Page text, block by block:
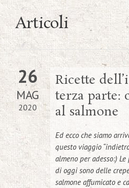
Articoli
26
MAG
2020
Ricette
terza parte:
al salmone
Ed ecco che siamo
questo viaggio
almeno per adesso:)
di oggi sono delle
salmone affumicato e